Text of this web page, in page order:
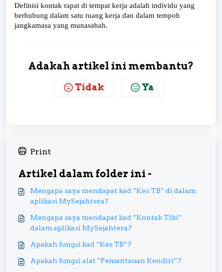
Definisi kontak rapat di tempat kerja adalah individu yang
berhubung dalam satu ruang kerja dan dalam tempoh
jangkamasa yang munasabah.
Adakah artikel ini membantu?
Tidak Ya
Print
Artikel dalam folder ini -
Mengapa saya mendapat kad “Kes TB” di dalam
aplikasi MySejahtera?
Mengapa saya mendapat kad “Kontak Tibi”
dalam aplikasi MySejahtera?
Apakah fungsi kad “Kes TB”?
Apakah fungsi alat “Pemantauan Kendiri”?